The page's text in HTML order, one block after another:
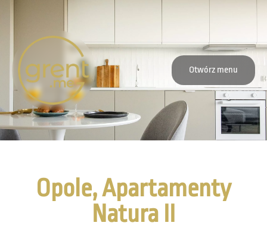
Otwórz menu
Opole, Apartamenty
Natura II